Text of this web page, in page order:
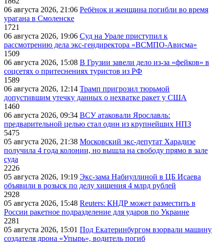
06 августа 2026, 21:06 Ребёнок и женщина погибли во время
урагана в Смоленске
1721
06 августа 2026, 19:06 Суд на Урале приступил к
рассмотрению дела экс-гендиректора «ВСМПО-Ависма»
1509
06 августа 2026, 15:08 В Грузии завели дело из-за «фейков» в
соцсетях о притеснениях туристов из РФ
1589
06 августа 2026, 12:14 Трамп пригрозил тюрьмой
допустившим утечку данных о нехватке ракет у США
1460
06 августа 2026, 09:34 ВСУ атаковали Ярославль:
предварительной целью стал один из крупнейших НПЗ
5475
05 августа 2026, 21:38 Московский экс-депутат Харадизе
получила 4 года колонии, но вышла на свободу прямо в зале
суда
2226
05 августа 2026, 19:19 Экс-зама Набиуллиной в ЦБ Исаева
объявили в розыск по делу хищения 4 млрд рублей
2928
05 августа 2026, 15:48 Reuters: КНДР может разместить в
России ракетное подразделение для ударов по Украине
2281
05 августа 2026, 15:01 Под Екатеринбургом взорвали машину
создателя дрона «Упырь», водитель погиб